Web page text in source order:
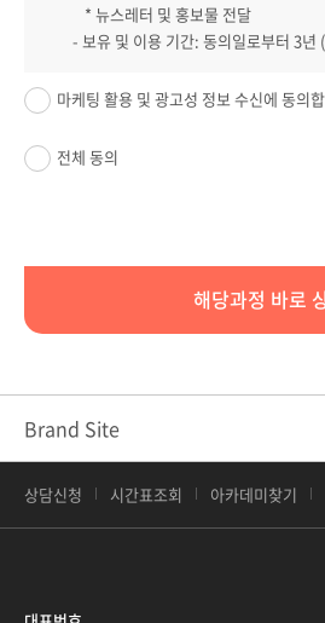
* 뉴스레터 및 홍보물 전달
- 보유 및 이용 기간: 동의일로부터 3년
마케팅 활용 및 광고성 정보 수신에 동의
전체 동의
해당과정 바로
Brand Site
상담신청 시간표조회 아카데미찾기